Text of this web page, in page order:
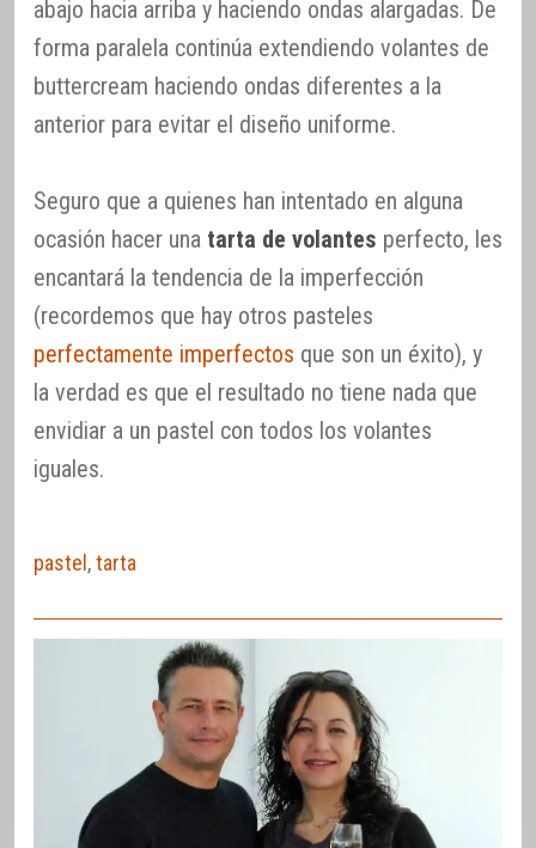
abajo hacia arriba y haciendo ondas alargadas. De
forma paralela continúa extendiendo volantes de
buttercream haciendo ondas diferentes a la
anterior para evitar el diseño uniforme.
Seguro que a quienes han intentado en alguna
ocasión hacer una tarta de volantes perfecto, les
encantará la tendencia de la imperfección
(recordemos que hay otros pasteles
perfectamente imperfectos que son un éxito), y
la verdad es que el resultado no tiene nada que
envidiar a un pastel con todos los volantes
iguales.
pastel ,tarta